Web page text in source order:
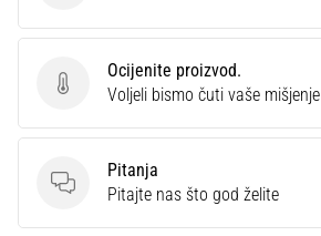
Ocijenite proizvod.
Ocijenite proizvod.
Voljeli bismo čuti vaše mišjenje
Pitanja
Pitanja
Pitajte nas što god želite